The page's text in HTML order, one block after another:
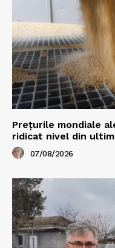
Prețurile mondiale
ridicat nivel din
07/08/2026